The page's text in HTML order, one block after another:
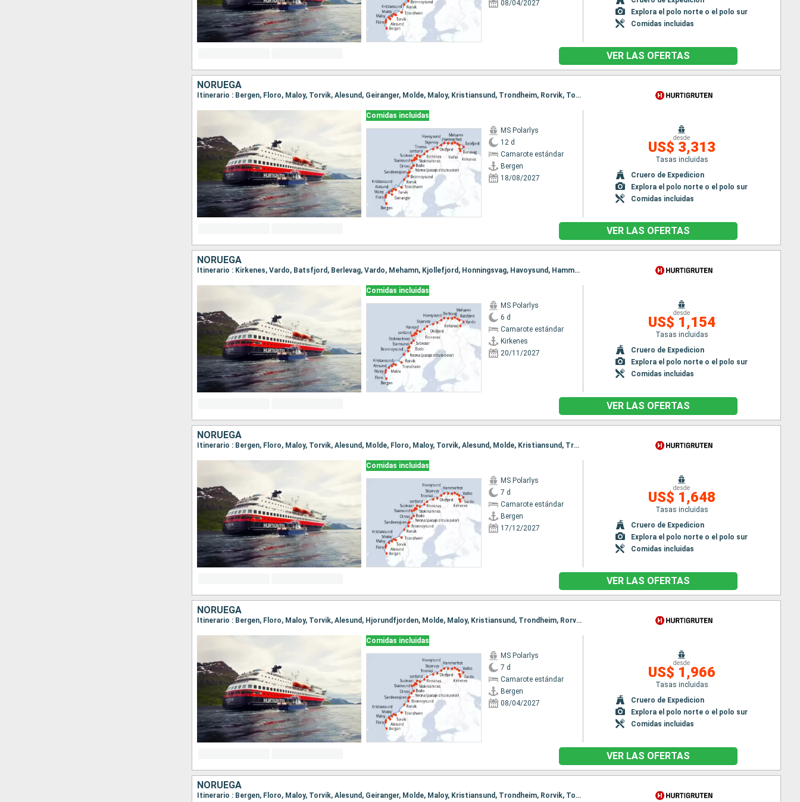
08/04/2027
Explora el polo norte o el polo sur
Comidas incluidas
VER LAS OFERTAS
NORUEGA
Itinerario : Bergen, Floro, Maloy, Torvik, Alesund, Geiranger, Molde, Maloy, Kristiansund, Trondheim, Rorvik, Torvik, Bronnoysund, Sandnessjoen, Nesna (pasaje círculo polar), Ornes, Bodo, Stamsund, Svolvaer, Alesund, Stokmarknes, sortland, Risoyhamn, Harstad, Finnsnes, Tromso, Skjervoy, Geiranger, Oksfjord, Hammerfest, Havoysund, Honningsvag, Kjollefjord, Mehamn, Berlevag, Alesund, Batsfjord, Vardo, Vadso, Kirkenes, Berlevag, Molde, Mehamn, Kjollefjord, Honningsvag, Havoysund, Hammerfest, Oksfjord, Skjervoy, Tromso, Kristiansund, Finnsnes, Harstad, Risoyhamn, sortland, Stokmarknes, Svolvaer, Stamsund, Trondheim, Bodo, Ornes, Nesna (pasaje círculo polar), Sandnessjoen, Bronnoysund, Rorvik, Trondheim, Kristiansund, Molde, Bronnoysund, Alesund, Torvik, Maloy, Floro, Bergen, Sandnessjoen, Nesna (pasaje círculo polar), Ornes, Bodo, Stamsund, Svolvaer, Stokmarknes, sortland, Risoyhamn, Harstad, Finnsnes, Tromso, Skjervoy, Oksfjord, Hammerfest, Havoysund, Honningsvag, Kjollefjord, Mehamn, Berlevag, Batsfjord, Vardo, Vadso, Kirkenes, Vardo, Batsfjord, Berlevag, Mehamn, Kjollefjord, Honningsvag, Havoysund, Hammerfest, Oksfjord, Skjervoy, Tromso, Finnsnes, Harstad, Risoyhamn, sortland, Stokmarknes, Svolvaer, Stamsund, Bodo, Ornes, Nesna (pasaje círculo polar), Sandnessjoen, Bronnoysund, Rorvik, Trondheim, Kristiansund, Molde, Alesund, Torvik, Maloy, Floro, Bergen
Comidas incluidas
MS Polarlys
12 d
Camarote estándar
Bergen
18/08/2027
desde
US$ 3,313
Tasas incluidas
Cruero de Expedicion
Explora el polo norte o el polo sur
Comidas incluidas
VER LAS OFERTAS
NORUEGA
Itinerario : Kirkenes, Vardo, Batsfjord, Berlevag, Vardo, Mehamn, Kjollefjord, Honningsvag, Havoysund, Hammerfest, Oksfjord, Skjervoy, Tromso, Batsfjord, Finnsnes, Harstad, Risoyhamn, sortland, Stokmarknes, Svolvaer, Stamsund, Berlevag, Bodo, Ornes, Nesna (pasaje círculo polar), Sandnessjoen, Bronnoysund, Rorvik, Alesund, Torvik, Maloy, Floro, Mehamn, Bergen, Trondheim, Kristiansund, Molde, Kjollefjord, Alesund, Torvik, Maloy, Floro, Bergen, Honningsvag, Havoysund, Hammerfest, Oksfjord, Skjervoy, Tromso, Finnsnes, Harstad, Risoyhamn, sortland, Stokmarknes, Svolvaer, Stamsund, Bodo, Ornes, Nesna (pasaje círculo polar), Sandnessjoen, Bronnoysund, Rorvik, Trondheim, Kristiansund, Molde, Alesund, Torvik, Maloy, Floro, Bergen
Comidas incluidas
MS Polarlys
6 d
Camarote estándar
Kirkenes
20/11/2027
desde
US$ 1,154
Tasas incluidas
Cruero de Expedicion
Explora el polo norte o el polo sur
Comidas incluidas
VER LAS OFERTAS
NORUEGA
Itinerario : Bergen, Floro, Maloy, Torvik, Alesund, Molde, Floro, Maloy, Torvik, Alesund, Molde, Kristiansund, Trondheim, Rorvik, Maloy, Kristiansund, Trondheim, Rorvik, Bronnoysund, Sandnessjoen, Nesna (pasaje círculo polar), Ornes, Bodo, Stamsund, Svolvaer, Torvik, Bronnoysund, Sandnessjoen, Nesna (pasaje círculo polar), Ornes, Bodo, Stamsund, Svolvaer, Stokmarknes, sortland, Risoyhamn, Harstad, Finnsnes, Tromso, Skjervoy, Alesund, Stokmarknes, sortland, Risoyhamn, Harstad, Finnsnes, Tromso, Skjervoy, Oksfjord, Hammerfest, Havoysund, Honningsvag, Kjollefjord, Mehamn, Berlevag, Molde, Oksfjord, Hammerfest, Havoysund, Honningsvag, Kjollefjord, Mehamn, Berlevag, Batsfjord, Vardo, Vadso, Kirkenes, Kristiansund, Batsfjord, Vardo, Vadso, Kirkenes, Trondheim, Rorvik, Bronnoysund, Sandnessjoen, Nesna (pasaje círculo polar), Ornes, Bodo, Stamsund, Svolvaer, Stokmarknes, sortland, Risoyhamn, Harstad, Finnsnes, Tromso, Skjervoy, Oksfjord, Hammerfest, Havoysund, Honningsvag, Kjollefjord, Mehamn, Berlevag, Batsfjord, Vardo, Vadso, Kirkenes
Comidas incluidas
MS Polarlys
7 d
Camarote estándar
Bergen
17/12/2027
desde
US$ 1,648
Tasas incluidas
Cruero de Expedicion
Explora el polo norte o el polo sur
Comidas incluidas
VER LAS OFERTAS
NORUEGA
Itinerario : Bergen, Floro, Maloy, Torvik, Alesund, Hjorundfjorden, Molde, Maloy, Kristiansund, Trondheim, Rorvik, Torvik, Bronnoysund, Sandnessjoen, Nesna (pasaje círculo polar), Ornes, Bodo, Stamsund, Svolvaer, Alesund, Stokmarknes, sortland, Risoyhamn, Harstad, Finnsnes, Tromso, Skjervoy, Hjorundfjorden, Oksfjord, Hammerfest, Havoysund, Honningsvag, Kjollefjord, Mehamn, Berlevag, Alesund, Batsfjord, Vardo, Vadso, Kirkenes, Molde, Kristiansund, Trondheim, Rorvik, Bronnoysund, Sandnessjoen, Nesna (pasaje círculo polar), Ornes, Bodo, Stamsund, Svolvaer, Stokmarknes, sortland, Risoyhamn, Harstad, Finnsnes, Tromso, Skjervoy, Oksfjord, Hammerfest, Havoysund, Honningsvag, Kjollefjord, Mehamn, Berlevag, Batsfjord, Vardo, Vadso, Kirkenes
Comidas incluidas
MS Polarlys
7 d
Camarote estándar
Bergen
08/04/2027
desde
US$ 1,966
Tasas incluidas
Cruero de Expedicion
Explora el polo norte o el polo sur
Comidas incluidas
VER LAS OFERTAS
NORUEGA
Itinerario : Bergen, Floro, Maloy, Torvik, Alesund, Geiranger, Molde, Maloy, Kristiansund, Trondheim, Rorvik, Torvik, Bronnoysund, Sandnessjoen, Nesna (pasaje círculo polar), Ornes, Bodo, Stamsund, Svolvaer, Alesund, Stokmarknes, sortland, Risoyhamn, Harstad, Finnsnes, Tromso, Skjervoy, Geiranger, Oksfjord, Hammerfest, Havoysund, Honningsvag, Kjollefjord, Mehamn, Berlevag, Alesund, Batsfjord, Vardo, Vadso, Kirkenes, Molde, Kristiansund, Trondheim, Rorvik, Bronnoysund, Sandnessjoen, Nesna (pasaje círculo polar), Ornes, Bodo, Stamsund, Svolvaer, Stokmarknes, sortland, Risoyhamn, Harstad, Finnsnes, Tromso, Skjervoy, Oksfjord, Hammerfest, Havoysund, Honningsvag, Kjollefjord, Mehamn, Berlevag, Batsfjord, Vardo, Vadso, Kirkenes